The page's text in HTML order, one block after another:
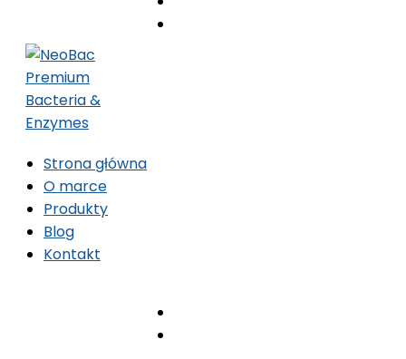
Strona główna
O marce
Produkty
Blog
Kontakt